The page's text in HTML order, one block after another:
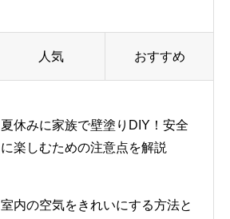
人気 おすすめ
夏休みに家族で壁塗りDIY！安全
に楽しむための注意点を解説
室内の空気をきれいにする方法と